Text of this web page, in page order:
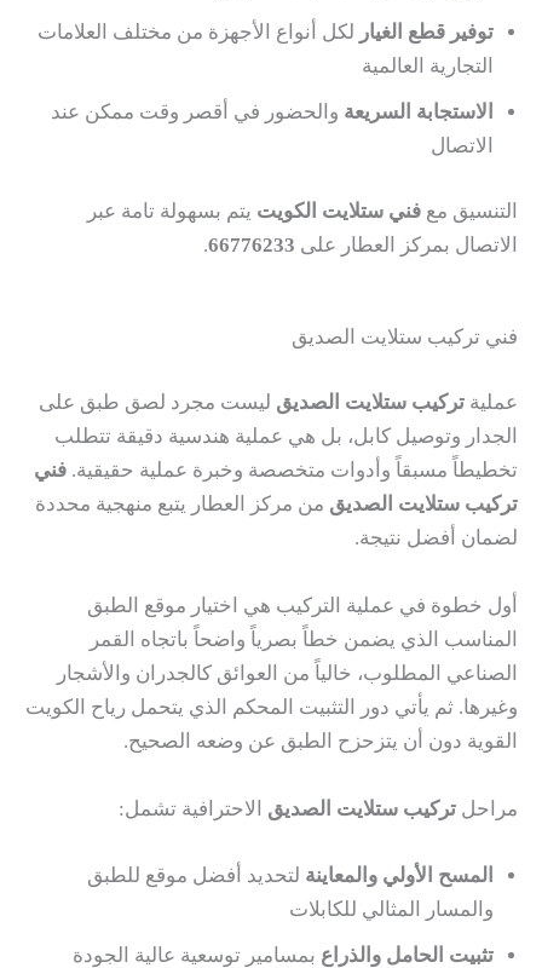
توفير قطع الغيار لكل أنواع الأجهزة من مختلف العلامات
التجارية العالمية
الاستجابة السريعة والحضور في أقصر وقت ممكن عند
الاتصال
التنسيق مع فني ستلايت الكويت يتم بسهولة تامة عبر
الاتصال بمركز العطار على 66776233
.
فني تركيب ستلايت الصديق
عملية تركيب ستلايت الصديق ليست مجرد لصق طبق على
الجدار وتوصيل كابل، بل هي عملية هندسية دقيقة تتطلب
تخطيطاً مسبقاً وأدوات متخصصة وخبرة عملية حقيقية. فني
تركيب ستلايت الصديق من مركز العطار يتبع منهجية محددة
لضمان أفضل نتيجة.
أول خطوة في عملية التركيب هي اختيار موقع الطبق
المناسب الذي يضمن خطاً بصرياً واضحاً باتجاه القمر
الصناعي المطلوب، خالياً من العوائق كالجدران والأشجار
وغيرها. ثم يأتي دور التثبيت المحكم الذي يتحمل رياح الكويت
القوية دون أن يتزحزح الطبق عن وضعه الصحيح.
مراحل تركيب ستلايت الصديق الاحترافية تشمل:
المسح الأولي والمعاينة لتحديد أفضل موقع للطبق
والمسار المثالي للكابلات
تثبيت الحامل والذراع بمسامير توسعية عالية الجودة